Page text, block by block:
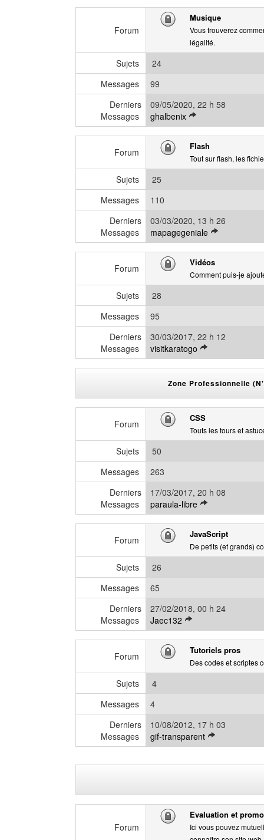
s
a
g
e
i
r
e
i
e
r
m
e
s
Forum
Musique
Vous trouverez
légalité.
Sujets
24
Messages
99
Derniers
Messages
09/05/2020, 22 h 58
ghalbenix V
o
i
r
n
i
e
r
m
e
e
Forum
Flash
Tout sur flash, les
Sujets
25
Messages
110
Derniers
Messages
03/03/2020, 13 h 26
mapagegeniale V
o
i
r
l
n
e
m
e
s
a
g
Forum
Vidéos
Comment puis-je
Sujets
28
Messages
95
Derniers
Messages
30/03/2017, 22 h 12
visitkaratogo V
o
i
r
e
d
e
r
r
m
e
s
s
a
g
Zone Professionnelle
Forum
CSS
Touts les tours et
Sujets
50
Messages
263
Derniers
Messages
17/03/2017, 20 h 08
paraula-libre V
o
i
r
l
n
e
r
m
e
e
Forum
JavaScript
De petits (et grands)
Sujets
26
Messages
65
Derniers
Messages
27/02/2018, 00 h 24
Jaec132 V
o
i
n
i
e
s
s
Forum
Tutoriels pros
Des codes et scriptes
Sujets
4
Messages
4
Derniers
Messages
10/08/2012, 17 h 03
gif-transparent V
o
e
d
e
r
Forum
Evaluation et
Ici vous pouvez